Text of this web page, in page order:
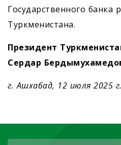
Государственного банка
Туркменистана.
Президент
Сердар
г. Ашхабад, 12 июля 2025 г.